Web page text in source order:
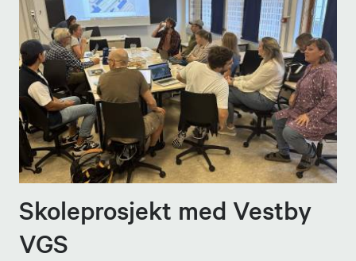
Skoleprosjekt med Vestby
VGS